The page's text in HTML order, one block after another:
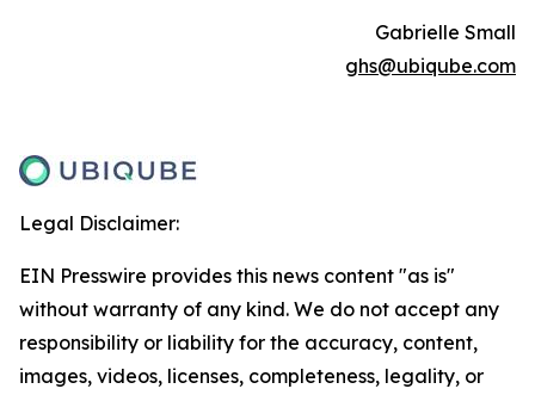
Gabrielle Small
ghs@ubiqube.com
Legal Disclaimer:
EIN Presswire provides this news content "as is"
without warranty of any kind. We do not accept any
responsibility or liability for the accuracy, content,
images, videos, licenses, completeness, legality, or